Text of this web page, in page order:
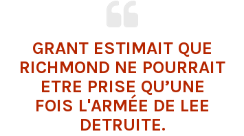
GRANT ESTIMAIT QUE
RICHMOND NE POURRAIT
ETRE PRISE QU’UNE
FOIS L'ARMÉE DE LEE
DETRUITE.